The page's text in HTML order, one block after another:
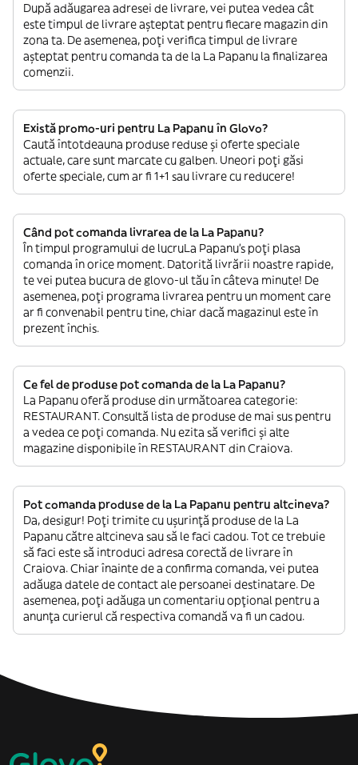
După adăugarea adresei de livrare, vei putea vedea cât
este timpul de livrare așteptat pentru fiecare magazin din
zona ta. De asemenea, poți verifica timpul de livrare
așteptat pentru comanda ta de la La Papanu la finalizarea
comenzii.
Există promo-uri pentru La Papanu în Glovo?
Caută întotdeauna produse reduse și oferte speciale
actuale, care sunt marcate cu galben. Uneori poți găsi
oferte speciale, cum ar fi 1+1 sau livrare cu reducere!
Când pot comanda livrarea de la La Papanu?
În timpul programului de lucruLa Papanu’s poți plasa
comanda în orice moment. Datorită livrării noastre rapide,
te vei putea bucura de glovo-ul tău în câteva minute! De
asemenea, poți programa livrarea pentru un moment care
ar fi convenabil pentru tine, chiar dacă magazinul este în
prezent închis.
Ce fel de produse pot comanda de la La Papanu?
La Papanu oferă produse din următoarea categorie:
RESTAURANT. Consultă lista de produse de mai sus pentru
a vedea ce poți comanda. Nu ezita să verifici și alte
magazine disponibile în RESTAURANT din Craiova.
Pot comanda produse de la La Papanu pentru altcineva?
Da, desigur! Poți trimite cu ușurință produse de la La
Papanu către altcineva sau să le faci cadou. Tot ce trebuie
să faci este să introduci adresa corectă de livrare în
Craiova. Chiar înainte de a confirma comanda, vei putea
adăuga datele de contact ale persoanei destinatare. De
asemenea, poți adăuga un comentariu opțional pentru a
anunța curierul că respectiva comandă va fi un cadou.